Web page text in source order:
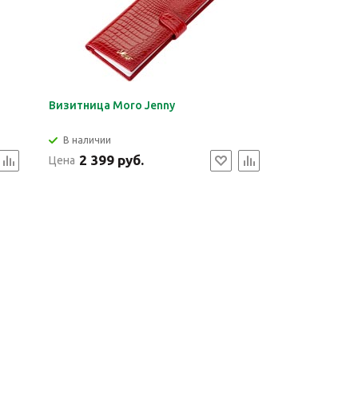
Визитница Moro Jenny
В наличии
Цена 2 399 руб.